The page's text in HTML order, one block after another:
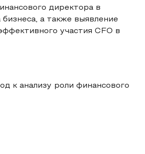
директора в
а также выявление
участия CFO в
к анализу роли финансового